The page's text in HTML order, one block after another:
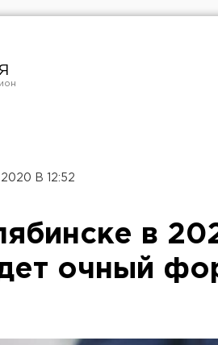
В 12:52
в
очный